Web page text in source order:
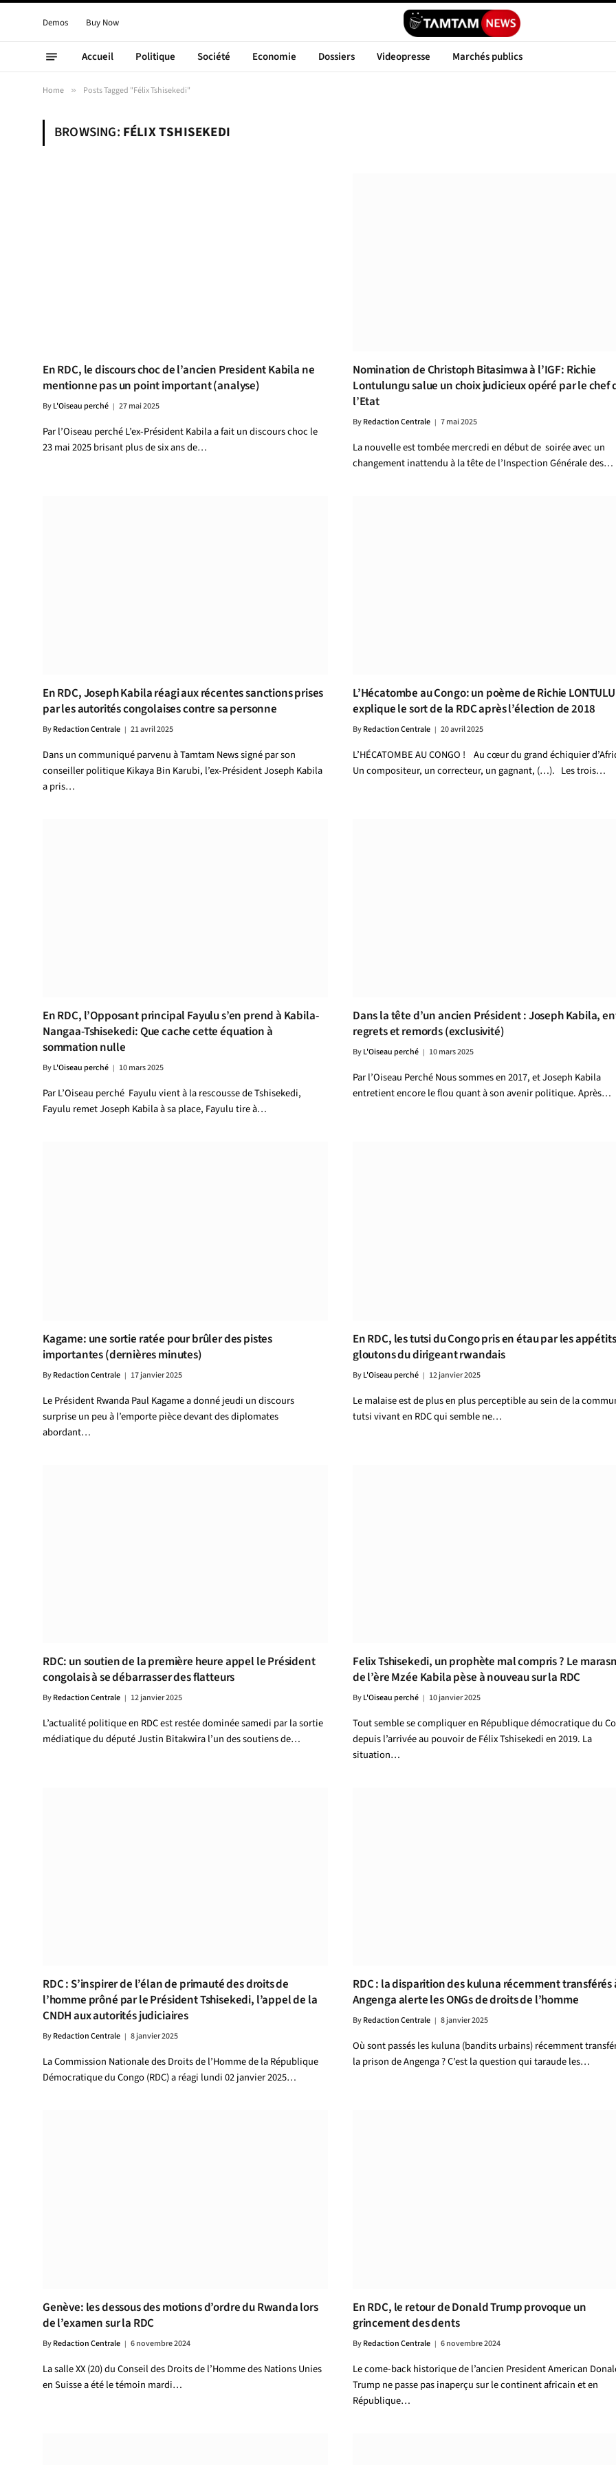
Demos Buy Now
Accueil Politique Société Economie Dossiers Videopresse Marchés publics
Home » Posts Tagged "Félix Tshisekedi"
BROWSING: FÉLIX TSHISEKEDI
En RDC, le discours choc de l’ancien President Kabila ne
mentionne pas un point important (analyse)
ByL'Oiseau perché 27 mai 2025
Par l’Oiseau perché L’ex-Président Kabila a fait un discours choc le
23 mai 2025 brisant plus de six ans de…
Nomination de Christoph Bitasimwa à l’IGF: Richie
Lontulungu salue un choix judicieux opéré par le chef
l’Etat
ByRedaction Centrale 7 mai 2025
La nouvelle est tombée mercredi en début de soirée avec un
changement inattendu à la tête de l’Inspection Générale des…
En RDC, Joseph Kabila réagi aux récentes sanctions prises
par les autorités congolaises contre sa personne
ByRedaction Centrale 21 avril 2025
Dans un communiqué parvenu à Tamtam News signé par son
conseiller politique Kikaya Bin Karubi, l’ex-Président Joseph Kabila
a pris…
L’Hécatombe au Congo: un poème de Richie
explique le sort de la RDC après l’élection de 2018
ByRedaction Centrale 20 avril 2025
L’HÉCATOMBE AU CONGO ! Au cœur du grand échiquier
Un compositeur, un correcteur, un gagnant, (…). Les trois…
En RDC, l’Opposant principal Fayulu s’en prend à Kabila-
Nangaa-Tshisekedi: Que cache cette équation à
sommation nulle
ByL'Oiseau perché 10 mars 2025
Par L’Oiseau perché Fayulu vient à la rescousse de Tshisekedi,
Fayulu remet Joseph Kabila à sa place, Fayulu tire à…
Dans la tête d’un ancien Président : Joseph Kabila,
regrets et remords (exclusivité)
ByL'Oiseau perché 10 mars 2025
Par l’Oiseau Perché Nous sommes en 2017, et Joseph Kabila
entretient encore le flou quant à son avenir politique. Après…
Kagame: une sortie ratée pour brûler des pistes
importantes (dernières minutes)
ByRedaction Centrale 17 janvier 2025
Le Président Rwanda Paul Kagame a donné jeudi un discours
surprise un peu à l’emporte pièce devant des diplomates
abordant…
En RDC, les tutsi du Congo pris en étau par les appétits
gloutons du dirigeant rwandais
ByL'Oiseau perché 12 janvier 2025
Le malaise est de plus en plus perceptible au sein de la
tutsi vivant en RDC qui semble ne…
RDC: un soutien de la première heure appel le Président
congolais à se débarrasser des flatteurs
ByRedaction Centrale 12 janvier 2025
L’actualité politique en RDC est restée dominée samedi par la sortie
médiatique du député Justin Bitakwira l’un des soutiens de…
Felix Tshisekedi, un prophète mal compris ? Le
de l’ère Mzée Kabila pèse à nouveau sur la RDC
ByL'Oiseau perché 10 janvier 2025
Tout semble se compliquer en République démocratique du
depuis l’arrivée au pouvoir de Félix Tshisekedi en 2019. La
situation…
RDC : S’inspirer de l’élan de primauté des droits de
l’homme prôné par le Président Tshisekedi, l’appel de la
CNDH aux autorités judiciaires
ByRedaction Centrale 8 janvier 2025
La Commission Nationale des Droits de l’Homme de la République
Démocratique du Congo (RDC) a réagi lundi 02 janvier 2025…
RDC : la disparition des kuluna récemment transférés
Angenga alerte les ONGs de droits de l’homme
ByRedaction Centrale 8 janvier 2025
Où sont passés les kuluna (bandits urbains) récemment
la prison de Angenga ? C’est la question qui taraude les…
Genève: les dessous des motions d’ordre du Rwanda lors
de l’examen sur la RDC
ByRedaction Centrale 6 novembre 2024
La salle XX (20) du Conseil des Droits de l’Homme des Nations Unies
en Suisse a été le témoin mardi…
En RDC, le retour de Donald Trump provoque un
grincement des dents
ByRedaction Centrale 6 novembre 2024
Le come-back historique de l’ancien President American
Trump ne passe pas inaperçu sur le continent africain et en
République…